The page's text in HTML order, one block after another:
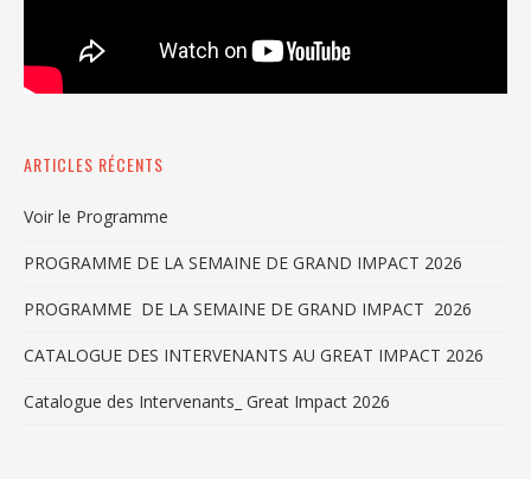
ARTICLES RÉCENTS
Voir le Programme
PROGRAMME DE LA SEMAINE DE GRAND IMPACT 2026
PROGRAMME DE LA SEMAINE DE GRAND IMPACT 2026
CATALOGUE DES INTERVENANTS AU GREAT IMPACT 2026
Catalogue des Intervenants_ Great Impact 2026